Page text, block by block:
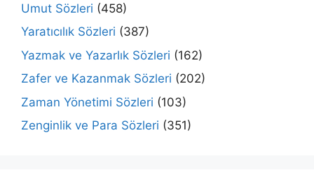
Umut Sözleri (458)
Yaratıcılık Sözleri (387)
Yazmak ve Yazarlık Sözleri (162)
Zafer ve Kazanmak Sözleri (202)
Zaman Yönetimi Sözleri (103)
Zenginlik ve Para Sözleri (351)